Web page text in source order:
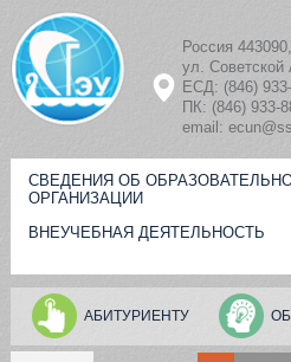
Перейти к основному содержанию
Россия
ул. Советской
ЕСД: (846)
ПК: (846) 933-
email:
СВЕДЕНИЯ ОБ
ОРГАНИЗАЦИИ
ВНЕУЧЕБНАЯ ДЕЯТЕЛЬНОСТЬ
АБИТУРИЕНТУ